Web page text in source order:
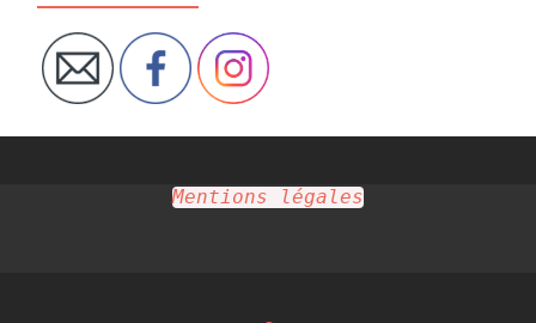
Mentions légales